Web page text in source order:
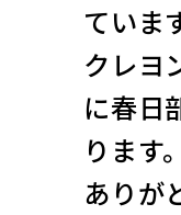
ていま
クレヨ
に春日
ります
ありが